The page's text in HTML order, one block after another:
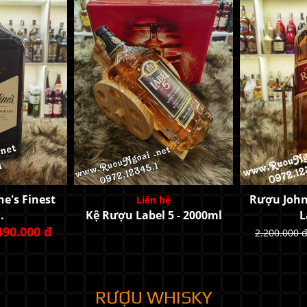
đèn Led
đ
Rượu Gauldrons Blended
Malt
Rượu
RƯỢU WHISKY